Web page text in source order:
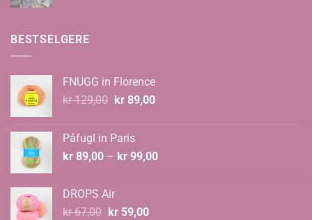
BESTSELGERE
FNUGG in Florence
kr129,00 Opprinnelig
kr 129,00.
kr89,00Nåværende
Påfugl in Paris
kr 89,00 – kr 99,00Prisområde:
DROPS Air
kr67,00 Opprinnelig
kr59,00Nåværende